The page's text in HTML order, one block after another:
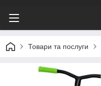
Товари та послуги